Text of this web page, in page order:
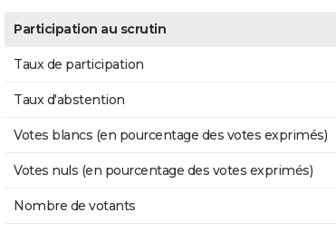
Participation au scrutin
Taux de participation
Taux d'abstention
Votes blancs (en pourcentage des votes exprimés)
Votes nuls (en pourcentage des votes exprimés)
Nombre de votants